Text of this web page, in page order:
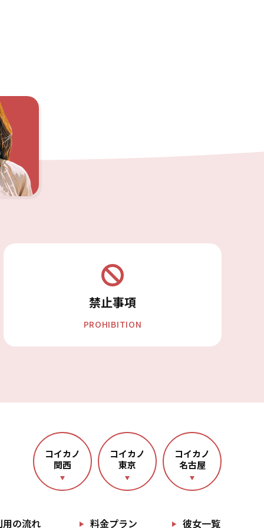
禁止事項
PROHIBITION
コイカノ
関西
コイカノ
東京
コイカノ
名古屋
用の流れ 料金プラン 彼女一覧